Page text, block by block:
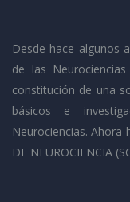
Desde hace algunos
de las
constitución de una
básicos e
Neurociencias. Ahora
DE NEUROCIENCIA